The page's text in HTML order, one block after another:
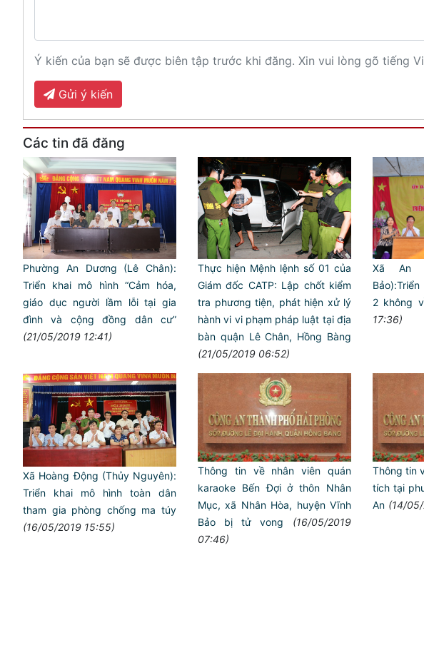
Ý kiến của bạn sẽ được biên tập trước khi đăng. Xin vui lòng gõ tiếng
Gửi ý kiến
Các tin đã đăng
Phường An Dương (Lê Chân):
Triển khai mô hình “Cảm hóa,
giáo dục người lầm lỗi tại gia
đình và cộng đồng dân cư”
(21/05/2019 12:41)
Thực hiện Mệnh lệnh số 01 của
Giám đốc CATP: Lập chốt kiểm
tra phương tiện, phát hiện xử lý
hành vi vi phạm pháp luật tại địa
bàn quận Lê Chân, Hồng Bàng
(21/05/2019 06:52)
Xã An
2 không
17:36)
Xã Hoàng Động (Thủy Nguyên):
Triển khai mô hình toàn dân
tham gia phòng chống ma túy
(16/05/2019 15:55)
Thông tin về nhân viên quán
karaoke Bến Đợi ở thôn Nhân
Mục, xã Nhân Hòa, huyện Vĩnh
Bảo bị tử vong
(16/05/2019
07:46)
Thông tin
tích tại
An (14/